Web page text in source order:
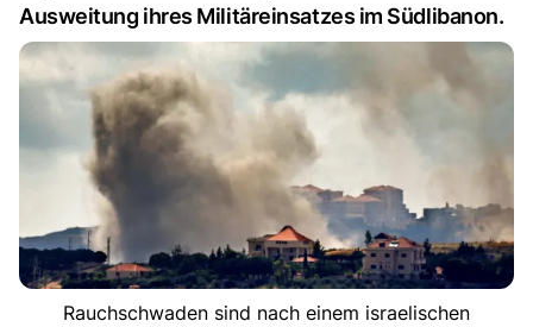
Ausweitung ihres Militäreinsatzes im Südlibanon.
Rauchschwaden sind nach einem israelischen